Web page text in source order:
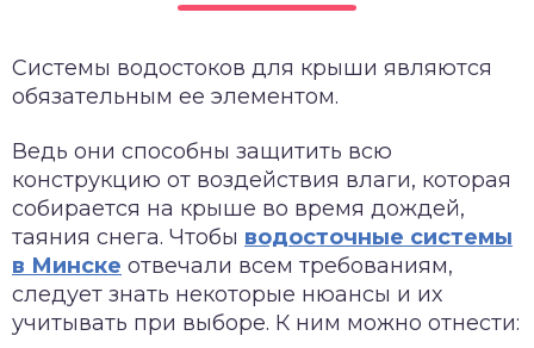
Системы водостоков для крыши являются
обязательным ее элементом.
Ведь они способны защитить всю
конструкцию от воздействия влаги, которая
собирается на крыше во время дождей,
таяния снега. Чтобы водосточные системы
в Минске отвечали всем требованиям,
следует знать некоторые нюансы и их
учитывать при выборе. К ним можно отнести: